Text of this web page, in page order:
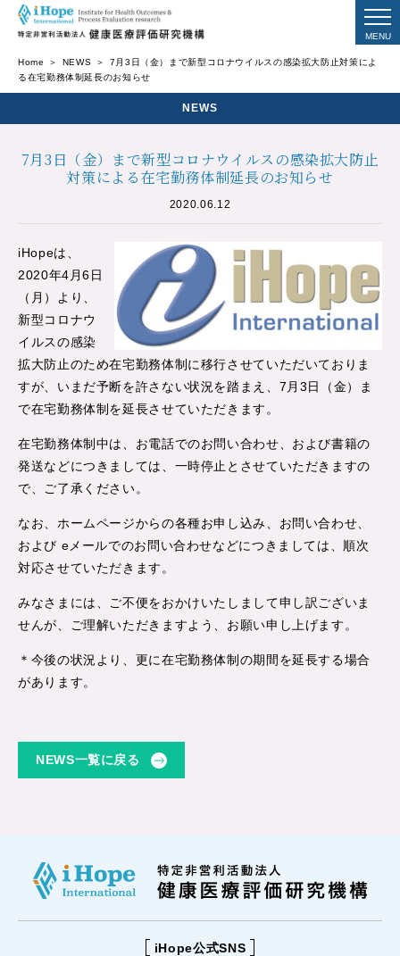
Home NEWS
7月3日（金）まで新型コロナウイルスの感染拡大防止対策によ
る在宅勤務体制延長のお知らせ
NEWS
7月3日（金）まで新型コロナウイルスの感染拡大防止
対策による在宅勤務体制延長のお知らせ
2020.06.12
iHopeは、
2020年4月6日
（月）より、
新型コロナウ
イルスの感染
拡大防止のため在宅勤務体制に移行させていただいておりま
すが、いまだ予断を許さない状況を踏まえ、7月3日（金）ま
で在宅勤務体制を延長させていただきます。
在宅勤務体制中は、お電話でのお問い合わせ、および書籍の
発送などにつきましては、一時停止とさせていただきますの
で、ご了承ください。
なお、ホームページからの各種お申し込み、お問い合わせ、
および eメールでのお問い合わせなどにつきましては、順次
対応させていただきます。
みなさまには、ご不便をおかけいたしまして申し訳ございま
せんが、ご理解いただきますよう、お願い申し上げます。
＊今後の状況より、更に在宅勤務体制の期間を延長する場合
があります。
NEWS一覧に戻る
iHope公式SNS